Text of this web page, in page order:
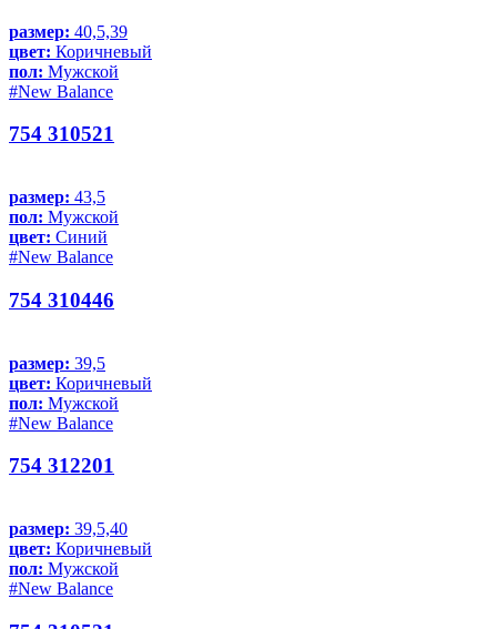
размер: 40,5,39
цвет: Коричневый
пол: Мужской
#New Balance
754 310521
размер: 43,5
пол: Мужской
цвет: Синий
#New Balance
754 310446
размер: 39,5
цвет: Коричневый
пол: Мужской
#New Balance
754 312201
размер: 39,5,40
цвет: Коричневый
пол: Мужской
#New Balance